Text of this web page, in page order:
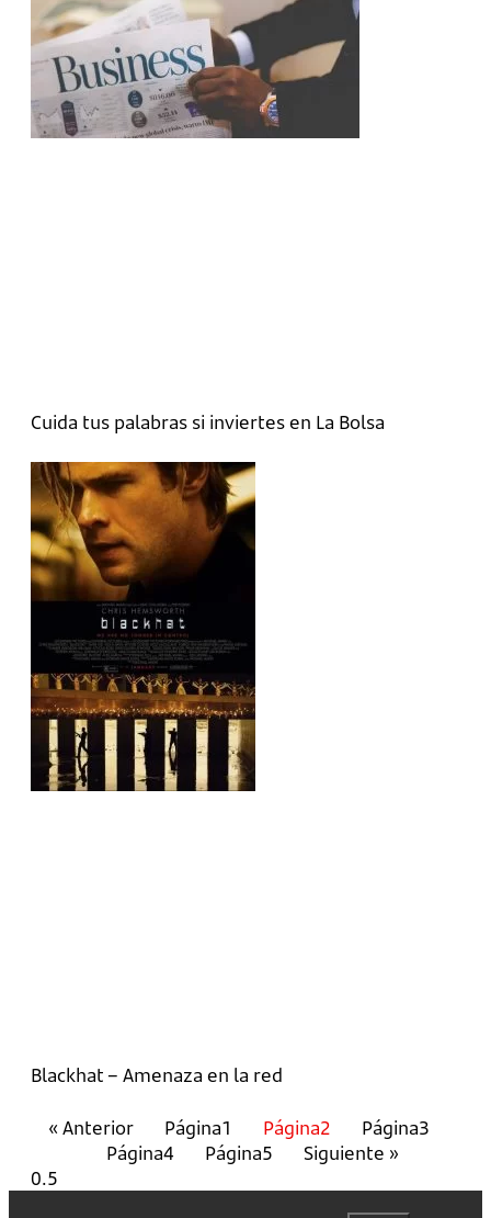
Cuida tus palabras si inviertes en La Bolsa
Blackhat – Amenaza en la red
« Anterior Página1 Página2 Página3
Página4 Página5 Siguiente »